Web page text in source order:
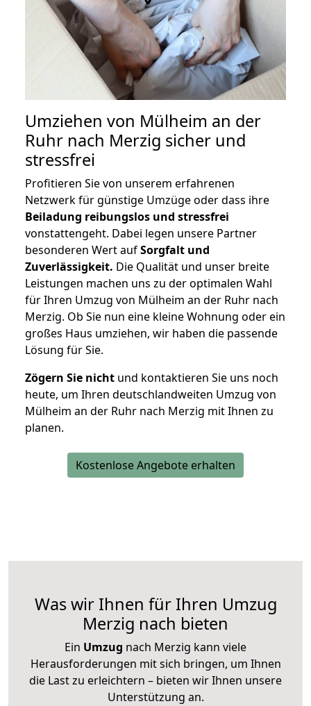
Umziehen von Mülheim an der
Ruhr nach Merzig sicher und
stressfrei
Profitieren Sie von unserem erfahrenen
Netzwerk für günstige Umzüge oder dass ihre
Beiladung reibungslos und stressfrei
vonstattengeht. Dabei legen unsere Partner
besonderen Wert aufSorgfalt und
Zuverlässigkeit. Die Qualität und unser breite
Leistungen machen uns zu der optimalen Wahl
für Ihren Umzug von Mülheim an der Ruhr nach
Merzig. Ob Sie nun eine kleine Wohnung oder ein
großes Haus umziehen, wir haben die passende
Lösung für Sie.
Zögern Sie nicht und kontaktieren Sie uns noch
heute, um Ihren deutschlandweiten Umzug von
Mülheim an der Ruhr nach Merzig mit Ihnen zu
planen.
Kostenlose Angebote erhalten
Was wir Ihnen für Ihren Umzug
Merzig nach bieten
Ein Umzug nach Merzig kann viele
Herausforderungen mit sich bringen, um Ihnen
die Last zu erleichtern – bieten wir Ihnen unsere
Unterstützung an.